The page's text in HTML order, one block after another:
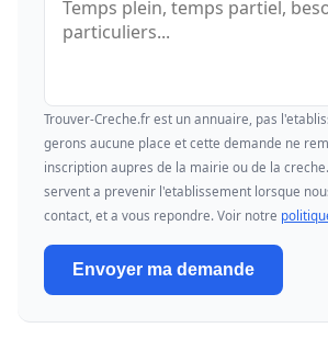
Trouver-Creche.fr est un annuaire, pas
gerons aucune place et cette demande ne
inscription aupres de la mairie ou de la
servent a prevenir l'etablissement lorsque
contact, et a vous repondre. Voir notre
Envoyer ma demande